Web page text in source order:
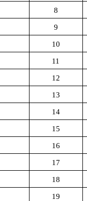
8
9
10
11
12
13
14
15
16
17
18
19